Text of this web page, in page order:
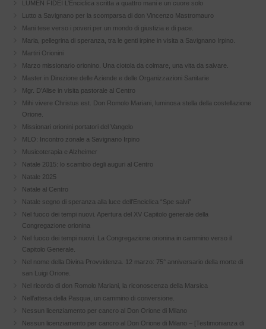
LUMEN FIDEI L’Enciclica scritta a quattro mani e un cuore solo
Lutto a Savignano per la scomparsa di don Vincenzo Mastromauro
Mani tese verso i poveri per un mondo di giustizia e di pace.
Maria, pellegrina di speranza, tra le genti irpine in visita a Savignano Irpino.
Martiri Orionini
Marzo missionario orionino. Una ciotola da colmare, una vita da salvare.
Master in Direzione delle Aziende e delle Organizzazioni Sanitarie
Mgr. D’Alise in visita pastorale al Centro
Mihi vivere Christus est. Don Romolo Mariani, luminosa stella della costellazione
Orione.
Missionari orionini portatori del Vangelo
MLO: Incontro zonale a Savignano Irpino
Musicoterapia e Alzheimer
Natale 2015: lo scambio degli auguri al Centro
Natale 2025
Natale al Centro
Natale segno di speranza alla luce dell’Enciclica “Spe salvi”
Nel fuoco dei tempi nuovi. Apertura del XV Capitolo generale della
Congregazione orionina
Nel fuoco dei tempi nuovi. La Congregazione orionina in cammino verso il
Capitolo Generale.
Nel nome della Divina Provvidenza. 12 marzo: 75° anniversario della morte di
san Luigi Orione.
Nel ricordo di don Romolo Mariani, la riconoscenza della Marsica
Nell’attesa della Pasqua, un cammino di conversione.
Nessun licenziamento per cancro al Don Orione di Milano
Nessun licenziamento per cancro al Don Orione di Milano – [Testimonianza di